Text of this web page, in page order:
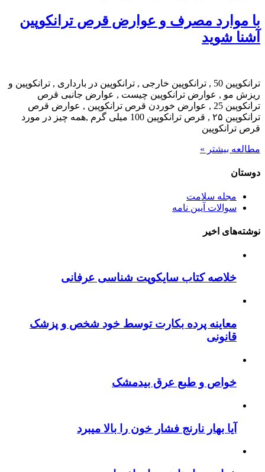
با موارد مصرف و عوارض قرص ترانکوپین
آشنا شوید
ترانکوپین 50 , ترانکوپین خارجی , ترانکوپین در بارداری , ترانکوپین و
ریزش مو , عوارض ترانکوپین چیست , عوارض جانبی قرص
ترانکوپین 25 , عوارض خوردن قرص ترانکوپین , عوارض قرص
ترانکوپین ۲۵ , قرص ترانکوپین 100 میلی گرم ,همه چیز در مورد
قرص ترانکوپین
مطالعه بیشتر »
دوستان
مجله سلامت
سوالات آیین نامه
نوشته‌های اخیر
خلاصه کتاب سایکوپت شناسی عرفانی
معاینه پرده بکارت توسط خود شخص و پزشک
قانونی
خواص و طبع عرق بیدمشک
آیا بهار نارنج فشار خون را بالا میبرد